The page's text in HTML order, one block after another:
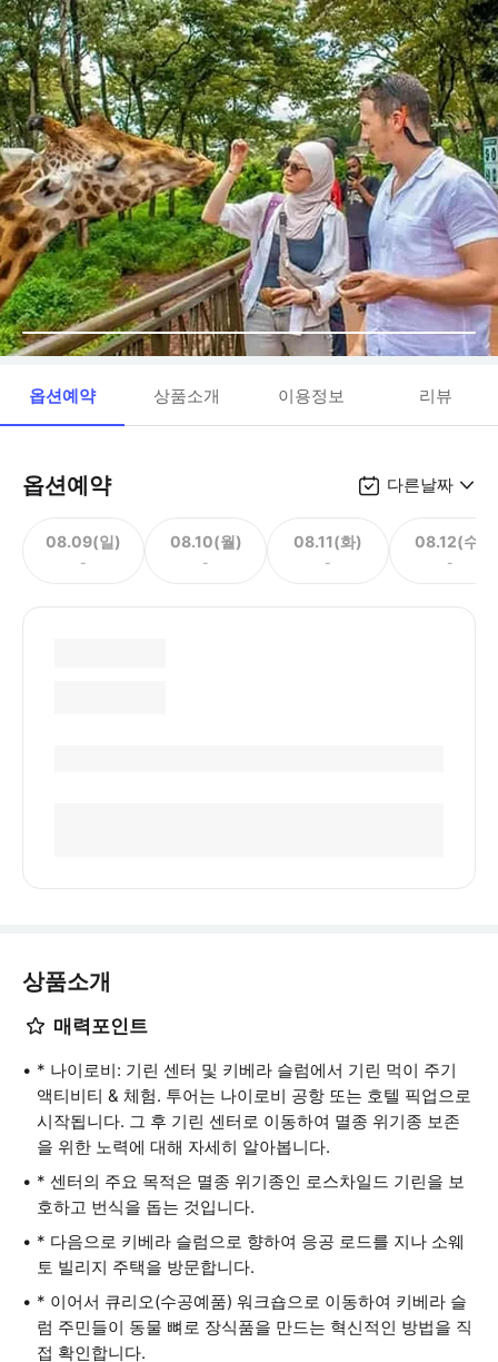
옵션예약 상품소개 이용정보 리뷰
옵션예약 다른날짜
08.09(일)
-
08.10(월)
-
08.11(화)
-
08.12(수)
-
상품소개
매력포인트
* 나이로비: 기린 센터 및 키베라 슬럼에서 기린 먹이 주기
액티비티 & 체험. 투어는 나이로비 공항 또는 호텔 픽업으로
시작됩니다. 그 후 기린 센터로 이동하여 멸종 위기종 보존
을 위한 노력에 대해 자세히 알아봅니다.
* 센터의 주요 목적은 멸종 위기종인 로스차일드 기린을 보
호하고 번식을 돕는 것입니다.
* 다음으로 키베라 슬럼으로 향하여 응공 로드를 지나 소웨
토 빌리지 주택을 방문합니다.
* 이어서 큐리오(수공예품) 워크숍으로 이동하여 키베라 슬
럼 주민들이 동물 뼈로 장식품을 만드는 혁신적인 방법을 직
접 확인합니다.